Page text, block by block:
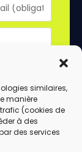
similaires,
manière
(cookies de
à des
des services
le